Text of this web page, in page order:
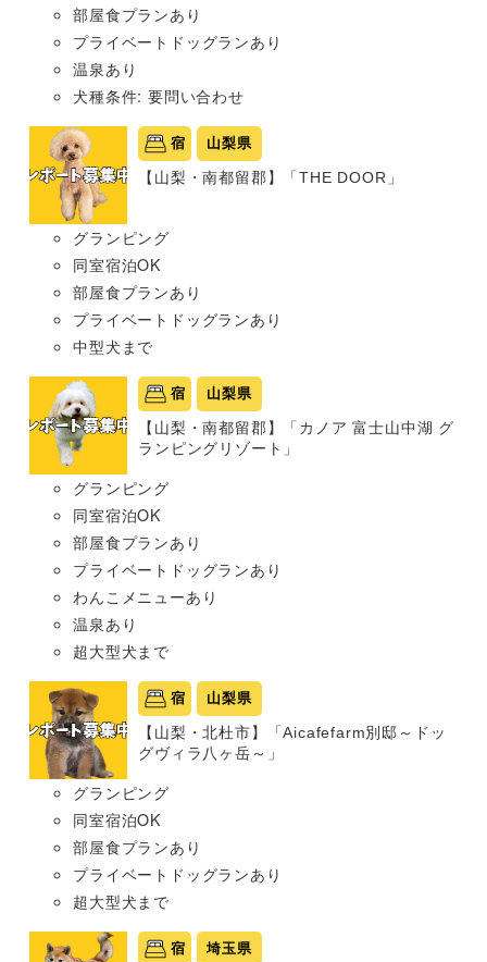
部屋食プランあり
プライベートドッグランあり
温泉あり
犬種条件: 要問い合わせ
宿 山梨県
【山梨・南都留郡】「THE DOOR」
グランピング
同室宿泊OK
部屋食プランあり
プライベートドッグランあり
中型犬まで
宿 山梨県
【山梨・南都留郡】「カノア 富士山中湖 グ
ランピングリゾート」
グランピング
同室宿泊OK
部屋食プランあり
プライベートドッグランあり
わんこメニューあり
温泉あり
超大型犬まで
宿 山梨県
【山梨・北杜市】「Aicafefarm別邸～ドッ
グヴィラ八ヶ岳～」
グランピング
同室宿泊OK
部屋食プランあり
プライベートドッグランあり
超大型犬まで
宿 埼玉県